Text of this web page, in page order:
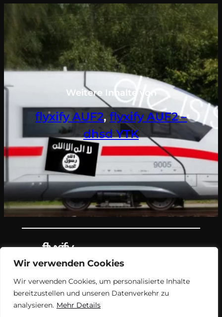
Wir verwenden Cookies
Wir verwenden Cookies, um personalisierte Inhalte
bereitzustellen und unseren Datenverkehr zu
analysieren. Mehr Details
Weitere Inhalte von
flyxify AUF2, flyxify AUF2 –
dhsd YTK
Teil des Nachrichtenangebots von
flyxify.